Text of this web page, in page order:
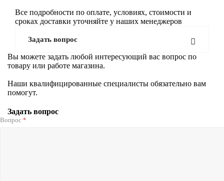
Все подробности по оплате, условиях, стоимости и
сроках доставки уточняйте у наших менеджеров
Задать вопрос
Вы можете задать любой интересующий вас вопрос по
товару или работе магазина.
Наши квалифицированные специалисты обязательно вам
помогут.
Задать вопрос
Вопрос *